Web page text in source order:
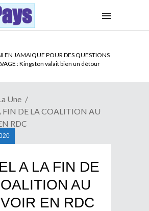
EN JAMAIQUE POUR DES QUESTIONS
: Kingston valait bien un détour
A LA TETE DU SENAT BENINOIS :
le pouvoir sans partir !
Une
FIN DE LA COALITION AU
RDC
A LA FIN DE
AU
EN RDC